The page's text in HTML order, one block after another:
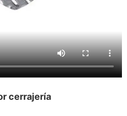
cerrajería